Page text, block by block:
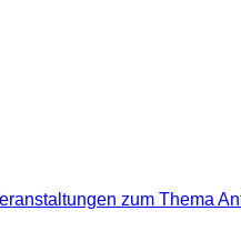
zum Thema